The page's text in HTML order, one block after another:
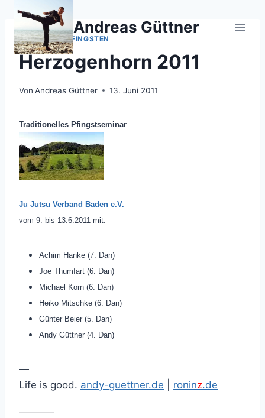
Zum
springen
Andreas Güttner
JU-JUTSU|PFINGSTEN
Herzogenhorn 2011
Von Andreas Güttner 13. Juni 2011
Traditionelles Pfingstseminar
Ju Jutsu Verband Baden e.V.
vom 9. bis 13.6.2011 mit:
Achim Hanke (7. Dan)
Joe Thumfart (6. Dan)
Michael Korn (6. Dan)
Heiko Mitschke (6. Dan)
Günter Beier (5. Dan)
Andy Güttner (4. Dan)
—
Life is good. andy-guettner.de roninz.de